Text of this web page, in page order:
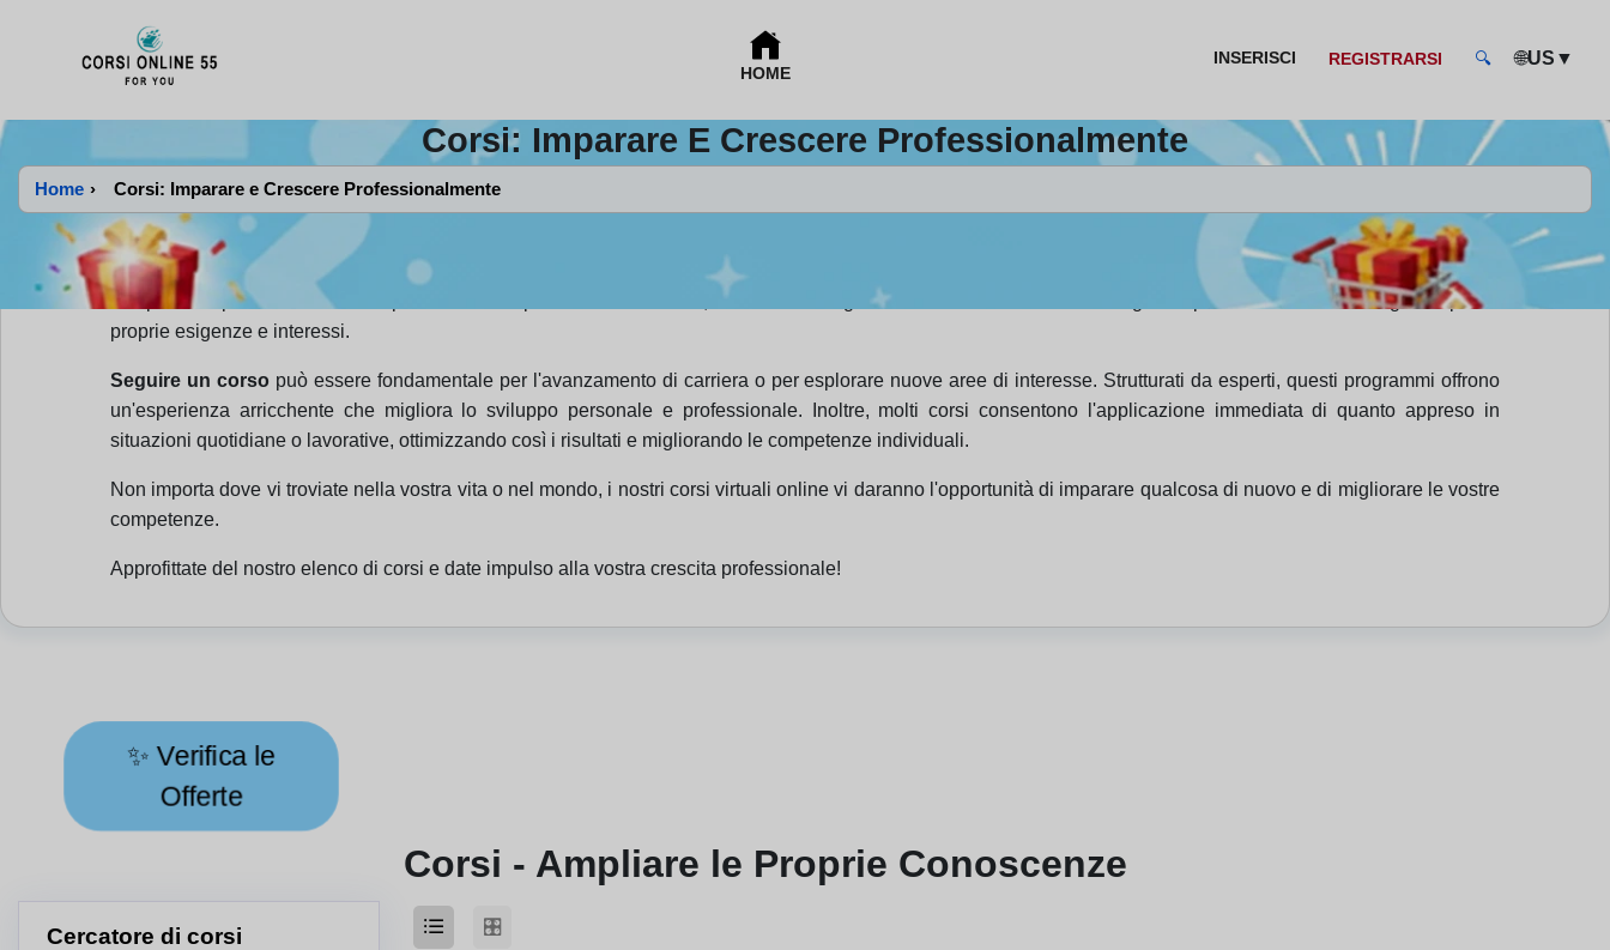
HOME
INSERISCI REGISTRARSI 🔍 🌐US ▼
Corsi: Imparare E Crescere Professionalmente
Home › Corsi: Imparare e Crescere Professionalmente
Uncorso è un'opportunità
per acquisire nuove competenze e conoscenze in vari settori. Questi programmi di formazione sono progettati per fornire contenuti
strutturati che facilitino l'apprendimento e il miglioramento continuo. Partecipare a un
permette non solo di acquisire la teoria, ma anche di sviluppare
competenze pratiche essenziali per la crescita professionale. Inoltre, la varietà di argomenti e formati assicura che ognuno possa trovare il corso giusto per le
proprie esigenze e interessi.
Seguire un corsopuò essere fondamentale per l'avanzamento di carriera o per esplorare nuove aree di interesse. Strutturati da esperti, questi programmi offrono
un'esperienza arricchente che migliora lo sviluppo personale e professionale. Inoltre, molti corsi consentono l'applicazione immediata di quanto appreso in
situazioni quotidiane o lavorative, ottimizzando così i risultati e migliorando le competenze individuali.
Non importa dove vi troviate nella vostra vita o nel mondo, i nostri corsi virtuali online vi daranno l'opportunità di imparare qualcosa di nuovo e di migliorare le vostre
competenze.
Approfittate del nostro elenco di corsi e date impulso alla vostra crescita professionale!
✨Verifica le
Offerte
Cercatore di corsi
Corsi - Ampliare le Proprie Conoscenze
⁝☰ 🎛️